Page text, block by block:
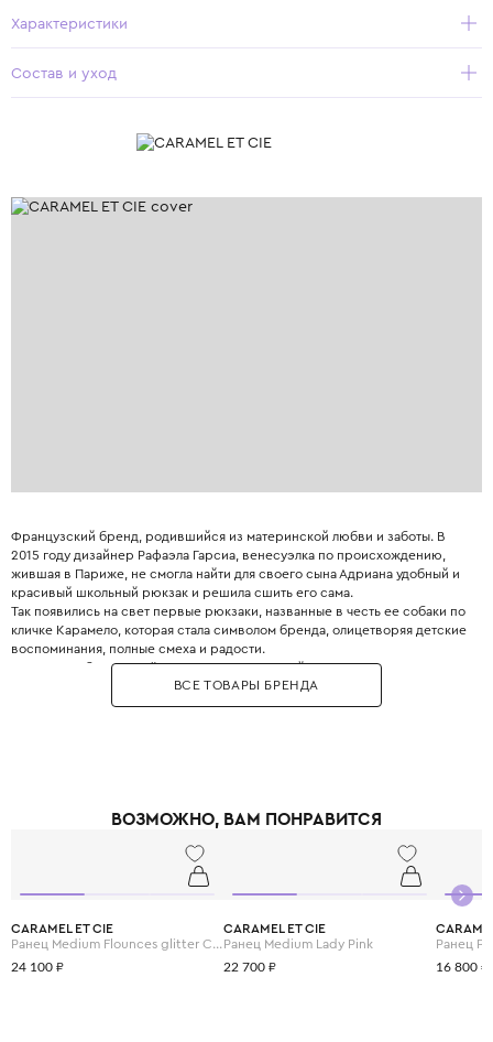
Характеристики
Состав и уход
Французский бренд, родившийся из материнской любви и заботы. В
2015 году дизайнер Рафаэла Гарсиа, венесуэлка по происхождению,
жившая в Париже, не смогла найти для своего сына Адриана удобный и
красивый школьный рюкзак и решила сшить его сама.
Так появились на свет первые рюкзаки, названные в честь ее собаки по
кличке Карамело, которая стала символом бренда, олицетворяя детские
воспоминания, полные смеха и радости.
В рюкзаках бренда всё продумано до мелочей: водоотталкивающее
покрытие, которое легко очистить от загрязнений, анатомическая спинка
с мягкой пеной и дышащим сетчатым материалом, которая правильно
идеальный микс яркой венесуэльской культуры и парижского шика.
ВСЕ ТОВАРЫ БРЕНДА
ВОЗМОЖНО, ВАМ ПОНРАВИТСЯ
CARAMEL ET CIE
Ранец Medium Flounces glitter Copper
24 100 ₽
CARAMEL ET CIE
Ранец Medium Lady Pink
22 700 ₽
Ранец
16 800 ₽